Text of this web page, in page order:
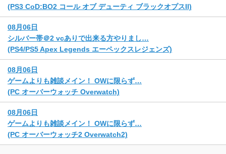
(PS3 CoD:BO2 コール オブ デューティ ブラックオプスII)
08月06日
シルバー帯＠2 vcありで出来る方やりまし…
(PS4/PS5 Apex Legends エーペックスレジェンズ)
08月06日
ゲームよりも雑談メイン！ OWに限らず…
(PC オーバーウォッチ Overwatch)
08月06日
ゲームよりも雑談メイン！ OWに限らず…
(PC オーバーウォッチ2 Overwatch2)